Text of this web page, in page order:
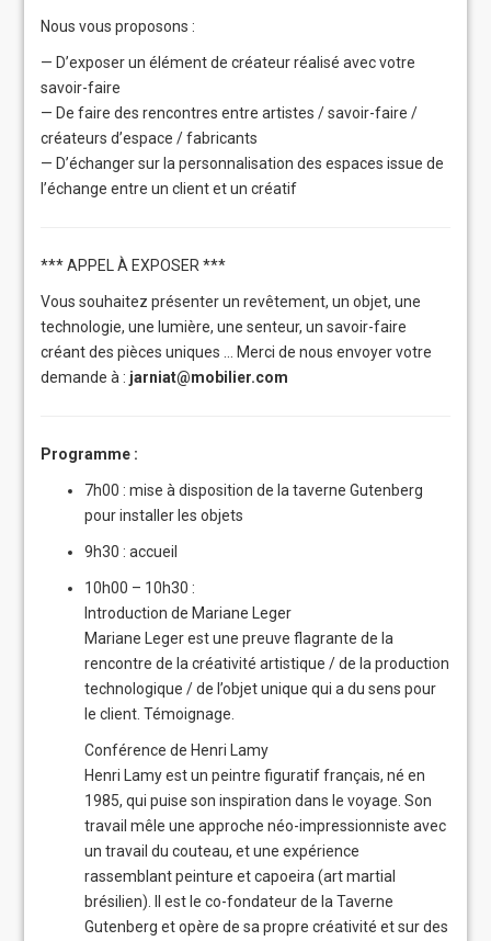
Nous vous proposons :
— D’exposer un élément de créateur réalisé avec votre
savoir-faire
— De faire des rencontres entre artistes / savoir-faire /
créateurs d’espace / fabricants
— D’échanger sur la personnalisation des espaces issue de
l’échange entre un client et un créatif
*** APPEL À EXPOSER ***
Vous souhaitez présenter un revêtement, un objet, une
technologie, une lumière, une senteur, un savoir-faire
créant des pièces uniques … Merci de nous envoyer votre
demande à : jarniat@mobilier.com
Programme :
7h00 : mise à disposition de la taverne Gutenberg
pour installer les objets
9h30 : accueil
10h00 – 10h30 :
Introduction de Mariane Leger
Mariane Leger est une preuve flagrante de la
rencontre de la créativité artistique / de la production
technologique / de l’objet unique qui a du sens pour
le client. Témoignage.
Conférence de Henri Lamy
Henri Lamy est un peintre figuratif français, né en
1985, qui puise son inspiration dans le voyage. Son
travail mêle une approche néo-impressionniste avec
un travail du couteau, et une expérience
rassemblant peinture et capoeira (art martial
brésilien). Il est le co-fondateur de la Taverne
Gutenberg et opère de sa propre créativité et sur des